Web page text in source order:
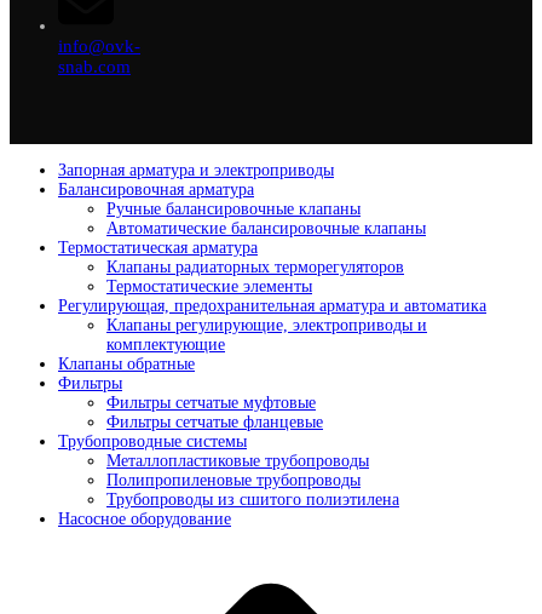
info@ovk-
snab.com
Запорная арматура и электроприводы
Балансировочная арматура
Ручные балансировочные клапаны
Автоматические балансировочные клапаны
Термостатическая арматура
Клапаны радиаторных терморегуляторов
Термостатические элементы
Регулирующая, предохранительная арматура и автоматика
Клапаны регулирующие, электроприводы и
комплектующие
Клапаны обратные
Фильтры
Фильтры сетчатые муфтовые
Фильтры сетчатые фланцевые
Трубопроводные системы
Металлопластиковые трубопроводы
Полипропиленовые трубопроводы
Трубопроводы из сшитого полиэтилена
Насосное оборудование